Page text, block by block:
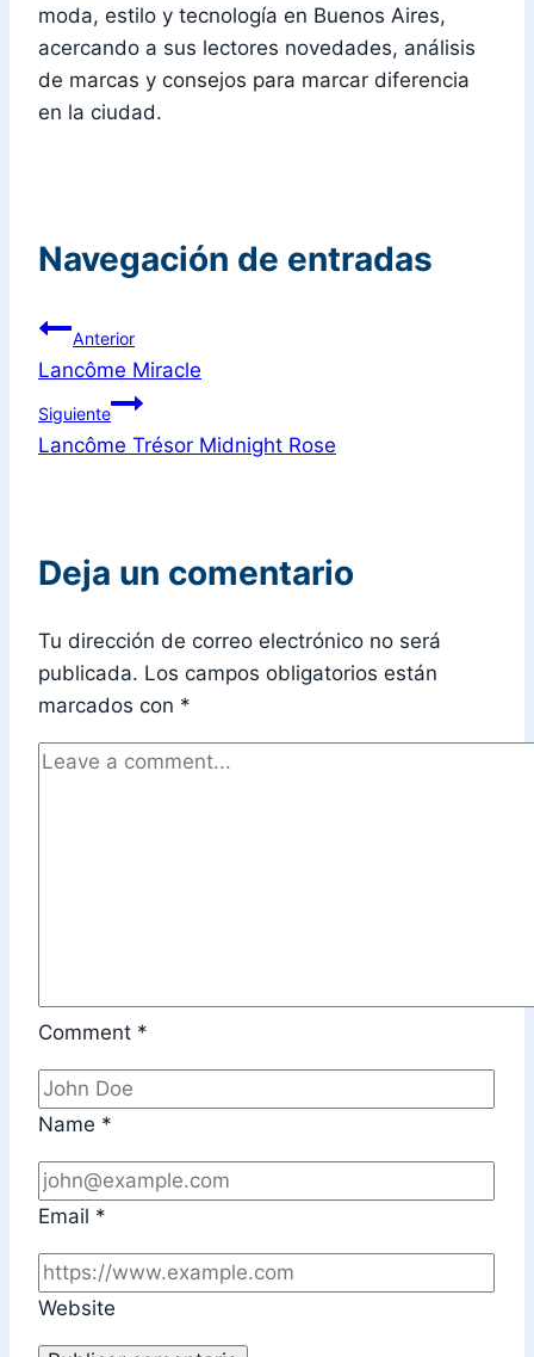
moda, estilo y tecnología en Buenos Aires,
acercando a sus lectores novedades, análisis
de marcas y consejos para marcar diferencia
en la ciudad.
Navegación de entradas
Anterior
Lancôme Miracle
Siguiente
Lancôme Trésor Midnight Rose
Deja un comentario
Tu dirección de correo electrónico no será
publicada. Los campos obligatorios están
marcados con *
Comment *
Name *
Email *
Website